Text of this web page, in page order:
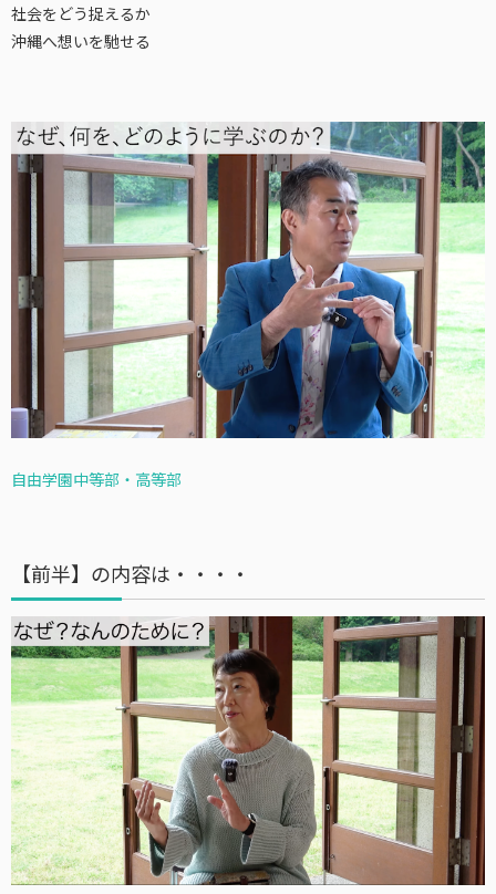
社会をどう捉えるか
沖縄へ想いを馳せる
自由学園中等部・高等部
【前半】の内容は・・・・